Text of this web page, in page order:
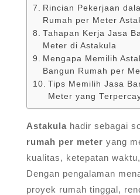
Rincian Pekerjaan
Rumah per Meter
Tahapan Kerja Jasa
Meter di Astakula
Mengapa Memilih
Bangun Rumah per
Tips Memilih Jasa
Meter yang
Astakula hadir sebagai
rumah per meter yang
kualitas, ketepatan
Dengan pengalaman
proyek rumah tinggal,